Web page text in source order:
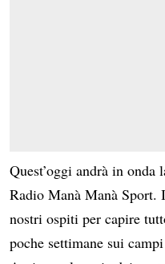
Quest’oggi andrà in
Radio Manà Manà Sport.
nostri ospiti per capire
poche settimane sui